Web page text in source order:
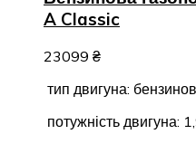
A Classic
23099 ₴
тип двигуна:
потужність двигуна: